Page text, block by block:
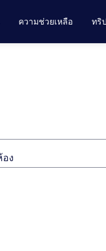
ความช่วยเหลือ ทริป